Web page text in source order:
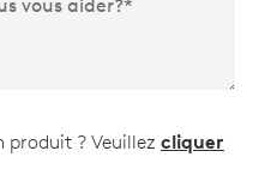
vous aider?*
produit ? Veuillez cliquer